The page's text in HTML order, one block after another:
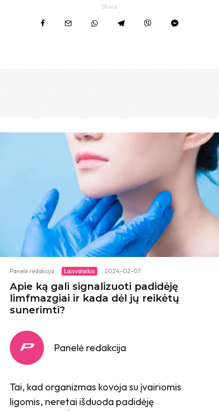
Share
Panelė redakcija · Laisvalaikis · 2024-02-07
Apie ką gali signalizuoti padidėję
limfmazgiai ir kada dėl jų reikėtų
sunerimti?
Panelė redakcija
Tai, kad organizmas kovoja su įvairiomis
ligomis, neretai išduoda padidėję